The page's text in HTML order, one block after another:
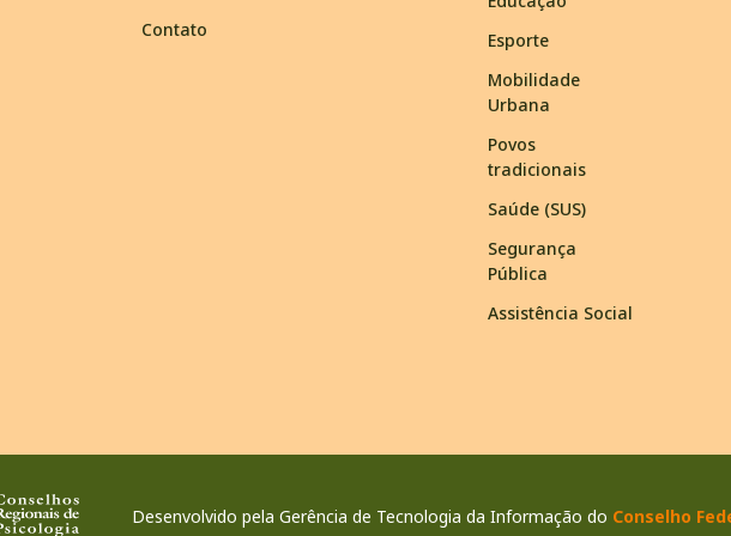
Contato
Esporte
Mobilidade
Urbana
Povos
tradicionais
Saúde (SUS)
Segurança
Pública
Assistência Social
Desenvolvido pela Gerência de Tecnologia da Informação do Conselho